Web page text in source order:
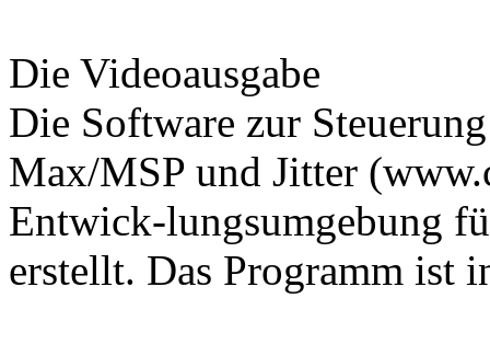
Die Videoausgabe
Die Software zur
Max/MSP und Jitter
Entwick-lungsumgebung
erstellt. Das Programm ist